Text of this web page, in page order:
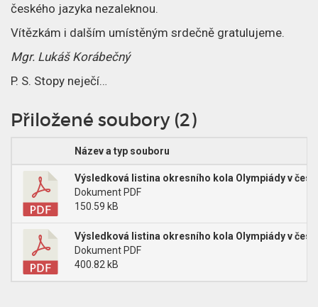
českého jazyka nezaleknou.
Vítězkám i dalším umístěným srdečně gratulujeme.
Mgr. Lukáš Korábečný
P. S. Stopy neječí…
Přiložené soubory (2)
Název a typ souboru
Výsledková listina okresního kola Olympiády v
Dokument PDF
150.59 kB
Výsledková listina okresního kola Olympiády v
Dokument PDF
400.82 kB